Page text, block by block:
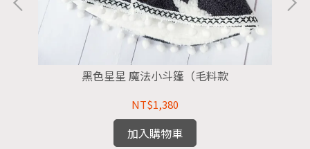
黑色星星 魔法小斗篷（毛料款
NT$1,380
加入購物車